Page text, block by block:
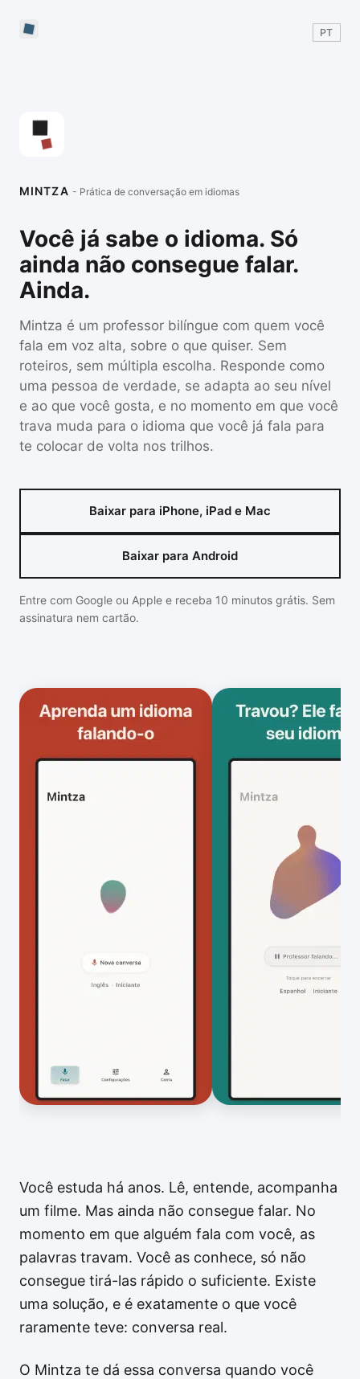
PT
MINTZA - Prática de conversação em idiomas
Você já sabe o idioma. Só
ainda não consegue falar.
Ainda.
Mintza é um professor bilíngue com quem você
fala em voz alta, sobre o que quiser. Sem
roteiros, sem múltipla escolha. Responde como
uma pessoa de verdade, se adapta ao seu nível
e ao que você gosta, e no momento em que você
trava muda para o idioma que você já fala para
te colocar de volta nos trilhos.
Baixar para iPhone, iPad e Mac
Baixar para Android
Entre com Google ou Apple e receba 10 minutos grátis. Sem
assinatura nem cartão.
Você estuda há anos. Lê, entende, acompanha
um filme. Mas ainda não consegue falar. No
momento em que alguém fala com você, as
palavras travam. Você as conhece, só não
consegue tirá-las rápido o suficiente. Existe
uma solução, e é exatamente o que você
raramente teve: conversa real.
O Mintza te dá essa conversa quando você